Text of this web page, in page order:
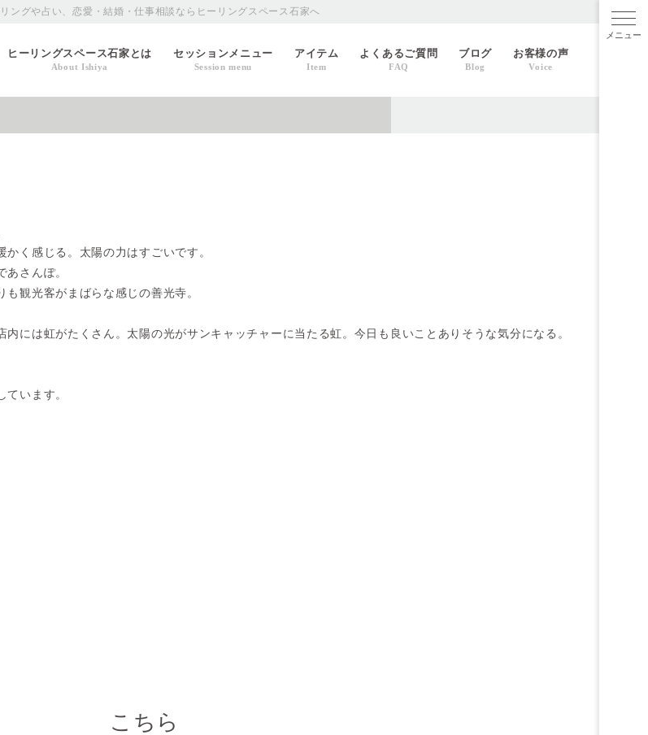
ングや占い、恋愛・結婚・仕事相談ならヒーリングスペース石家へ
ヒーリングスペース石家とは
About Ishiya
セッションメニュー
Session menu
アイテム
Item
よくあるご質問
FAQ
ブログ
Blog
お客様の声
Voice
メニ
く感じる。太陽の力はすごいです。
さんぽ。
観光客がまばらな感じの善光寺。
内には虹がたくさん。太陽の光がサンキャッチャーに当たる虹。今日も良いことありそうな気分になる。
います。
こちら